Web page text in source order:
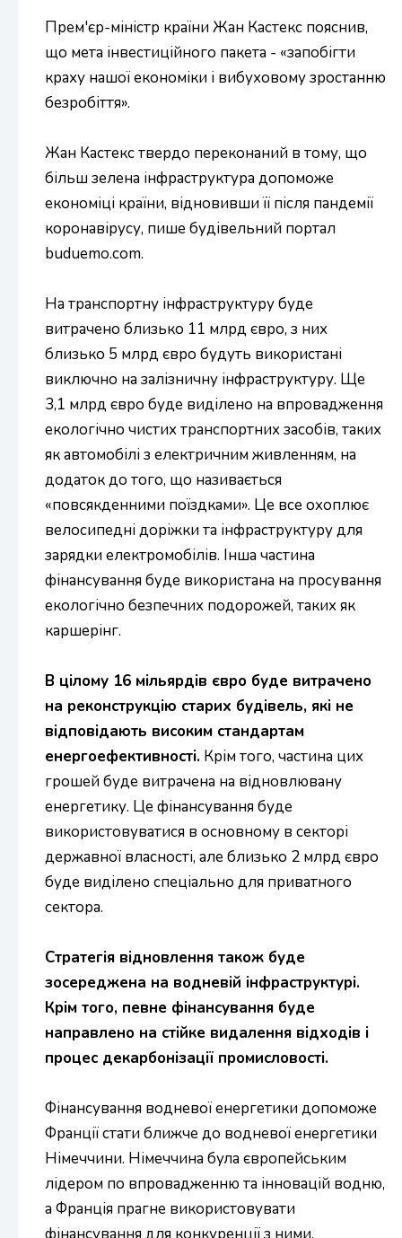
Прем'єр-міністр країни Жан Кастекс пояснив,
що мета інвестиційного пакета - «запобігти
краху нашої економіки і вибуховому зростанню
безробіття».
Жан Кастекс твердо переконаний в тому, що
більш зелена інфраструктура допоможе
економіці країни, відновивши її після пандемії
коронавірусу, пише будівельний портал
buduemo.com.
На транспортну інфраструктуру буде
витрачено близько 11 млрд євро, з них
близько 5 млрд євро будуть використані
виключно на залізничну інфраструктуру. Ще
3,1 млрд євро буде виділено на впровадження
екологічно чистих транспортних засобів, таких
як автомобілі з електричним живленням, на
додаток до того, що називається
«повсякденними поїздками». Це все охоплює
велосипедні доріжки та інфраструктуру для
зарядки електромобілів. Інша частина
фінансування буде використана на просування
екологічно безпечних подорожей, таких як
каршерінг.
В цілому 16 мільярдів євро буде витрачено
на реконструкцію старих будівель, які не
відповідають високим стандартам
енергоефективності. Крім того, частина цих
грошей буде витрачена на відновлювану
енергетику. Це фінансування буде
використовуватися в основному в секторі
державної власності, але близько 2 млрд євро
буде виділено спеціально для приватного
сектора.
Стратегія відновлення також буде
зосереджена на водневій інфраструктурі.
Крім того, певне фінансування буде
направлено на стійке видалення відходів і
процес декарбонізації промисловості.
Фінансування водневої енергетики допоможе
Франції стати ближче до водневої енергетики
Німеччини. Німеччина була європейським
лідером по впровадженню та інновацій водню,
а Франція прагне використовувати